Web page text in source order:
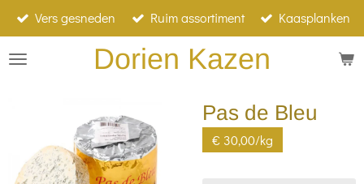
Ga
direct
naar
Dorien Kazen
Vers gesneden Ruim assortiment Kaasplanken
Pas de Bleu
€ 30,00/kg